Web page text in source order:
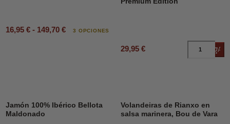
16,95 € - 149,70 € 3 OPCIONES
29,95 €
Jamón 100% Ibérico Bellota
Maldonado
DESCUENTO23%
Volandeiras de Rianxo en
salsa marinera, Bou de Vara